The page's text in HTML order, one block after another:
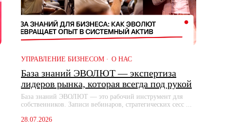
УПРАВЛЕНИЕ БИЗНЕСОМ О НАС
База знаний ЭВОЛЮТ — экспертиза
лидеров рынка, которая всегда под рукой
База знаний ЭВОЛЮТ — это рабочий инструмент для
собственников. Записи вебинаров, стратегических сесс ...
28.07.2026